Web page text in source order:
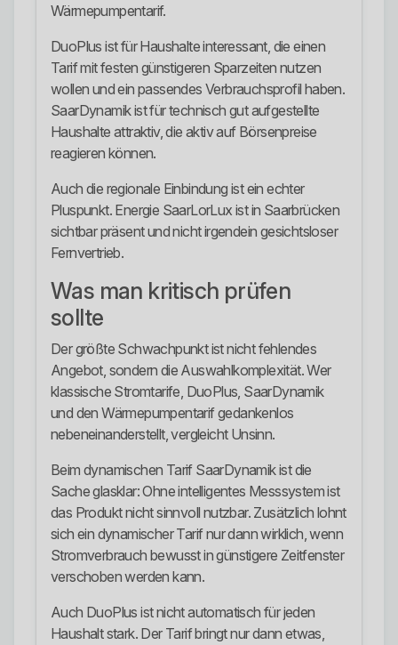
Wärmepumpentarif.
DuoPlus ist für Haushalte interessant, die einen
Tarif mit festen günstigeren Sparzeiten nutzen
wollen und ein passendes Verbrauchsprofil haben.
SaarDynamik ist für technisch gut aufgestellte
Haushalte attraktiv, die aktiv auf Börsenpreise
reagieren können.
Auch die regionale Einbindung ist ein echter
Pluspunkt. Energie SaarLorLux ist in Saarbrücken
sichtbar präsent und nicht irgendein gesichtsloser
Fernvertrieb.
Was man kritisch prüfen
sollte
Der größte Schwachpunkt ist nicht fehlendes
Angebot, sondern die Auswahlkomplexität. Wer
klassische Stromtarife, DuoPlus, SaarDynamik
und den Wärmepumpentarif gedankenlos
nebeneinanderstellt, vergleicht Unsinn.
Beim dynamischen Tarif SaarDynamik ist die
Sache glasklar: Ohne intelligentes Messsystem ist
das Produkt nicht sinnvoll nutzbar. Zusätzlich lohnt
sich ein dynamischer Tarif nur dann wirklich, wenn
Stromverbrauch bewusst in günstigere Zeitfenster
verschoben werden kann.
Auch DuoPlus ist nicht automatisch für jeden
Haushalt stark. Der Tarif bringt nur dann etwas,